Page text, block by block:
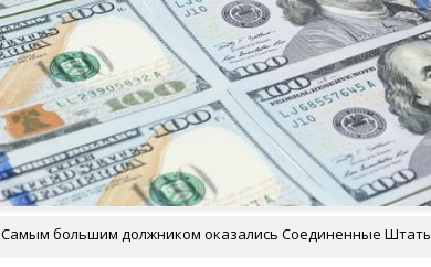
Самым большим должником оказались Соединенные